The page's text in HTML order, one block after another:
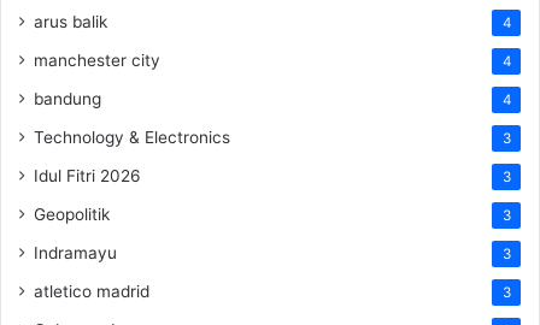
arus balik 4
manchester city 4
bandung 4
Technology & Electronics 3
Idul Fitri 2026 3
Geopolitik 3
Indramayu 3
atletico madrid 3